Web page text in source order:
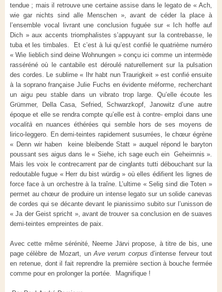
tendue ; mais il retrouve une certaine assise dans le legato de « Ach,
wie gar nichts sind alle Menschen », avant de céder la place à
l’ensemble vocal livrant une conclusion fuguée sur « Ich hoffe auf
Dich » aux accents triomphalistes s’appuyant sur la contrebasse, le
tuba et les timbales. Et c’est à lui qu’est confié le quatrième numéro
« Wie lieblich sind deine Wohnungen » conçu ici comme un intermède
rasséréné où le cantabile est déroulé naturellement sur la pulsation
des cordes. Le sublime « Ihr habt nun Traurigkeit » est confié ensuite
à la soprano française Julie Fuchs en évidente méforme, recherchant
un aigu peu stable dans un vibrato trop large. Qu’elle écoute les
Grümmer, Della Casa, Sefried, Schwarzkopf, Janowitz d’une autre
époque et elle se rendra compte qu’elle est à contre- emploi dans une
vocalità en nuances éthérées qui semble hors de ses moyens de
lirico-leggero. En demi-teintes rapidement susurrées, le chœur égrène
« Denn wir haben keine bleibende Statt » auquel répond le baryton
poussant ses aigus dans le « Siehe, ich sage euch ein Geheimnis ».
Mais les voix le contrecarrent par de cinglants tutti débouchant sur la
redoutable fugue « Herr du bist würdig » où elles édifient les lignes de
force face à un orchestre à la traîne. L’ultime « Selig sind die Toten »
permet au chœur de produire un intense legato sur un solide canevas
de cordes qui se décante devant le pianissimo subito sur l’unisson de
« Ja der Geist spricht », avant de trouver sa conclusion en de suaves
demi-teintes empreintes de paix.
Avec cette même sérénité, Neeme Järvi propose, à titre de bis, une
page célèbre de Mozart, unAve verum corpus d’intense ferveur tout
en retenue, dont il fait reprendre la première section à bouche fermée
comme pour en prolonger la portée. Magnifique !